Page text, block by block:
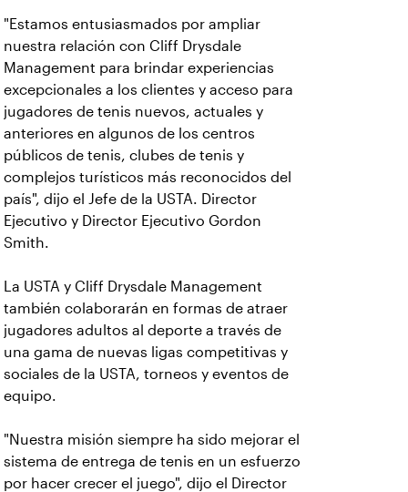
"Estamos entusiasmados por ampliar
nuestra relación con Cliff Drysdale
Management para brindar experiencias
excepcionales a los clientes y acceso para
jugadores de tenis nuevos, actuales y
anteriores en algunos de los centros
públicos de tenis, clubes de tenis y
complejos turísticos más reconocidos del
país", dijo el Jefe de la USTA. Director
Ejecutivo y Director Ejecutivo Gordon
Smith.
La USTA y Cliff Drysdale Management
también colaborarán en formas de atraer
jugadores adultos al deporte a través de
una gama de nuevas ligas competitivas y
sociales de la USTA, torneos y eventos de
equipo.
"Nuestra misión siempre ha sido mejorar el
sistema de entrega de tenis en un esfuerzo
por hacer crecer el juego", dijo el Director